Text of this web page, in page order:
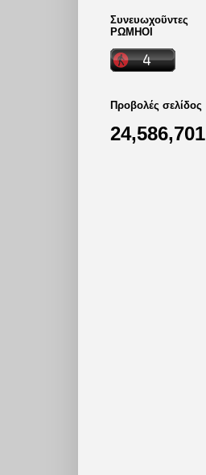
Συνευωχοῦντες
ΡΩΜΗΟΙ
Προβολές σελίδος
24,586,701